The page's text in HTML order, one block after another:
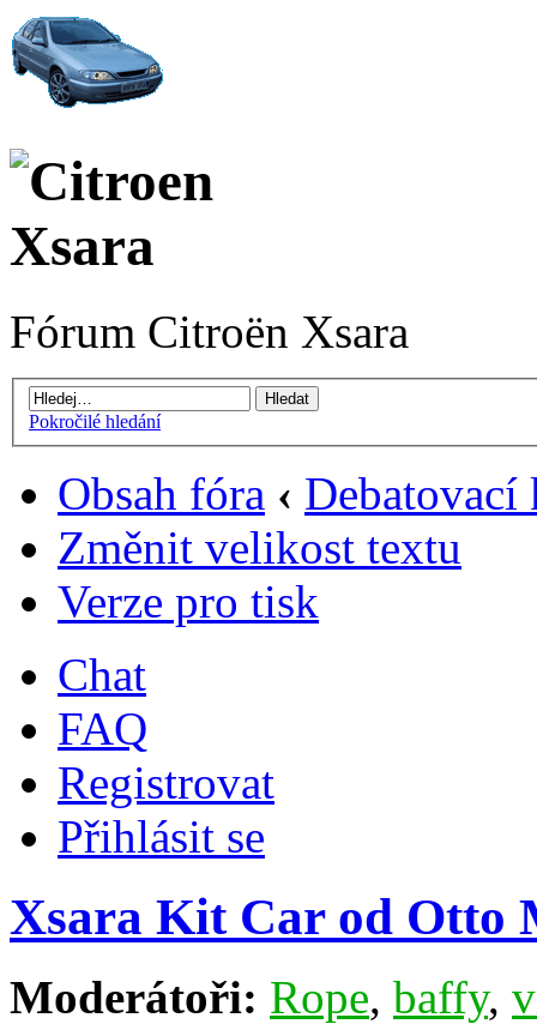
Fórum Citroën Xsara
Pokročilé hledání
Obsah fóra ‹ Debatovací
Změnit velikost textu
Verze pro tisk
Chat
FAQ
Registrovat
Přihlásit se
Xsara Kit Car od Otto
Moderátoři: Rope, baffy,